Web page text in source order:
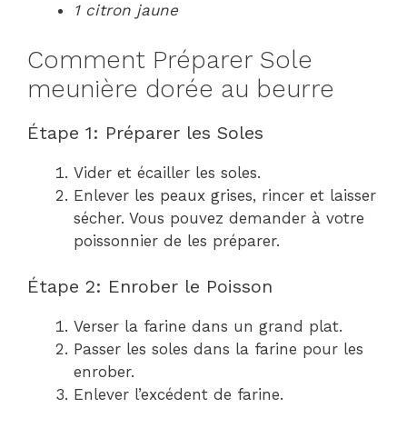
1 citron jaune
Comment Préparer Sole
meunière dorée au beurre
Étape 1: Préparer les Soles
Vider et écailler les soles.
Enlever les peaux grises, rincer et laisser
sécher. Vous pouvez demander à votre
poissonnier de les préparer.
Étape 2: Enrober le Poisson
Verser la farine dans un grand plat.
Passer les soles dans la farine pour les
enrober.
Enlever l’excédent de farine.